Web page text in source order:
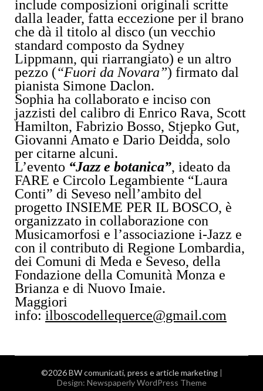
include composizioni originali scritte
dalla leader, fatta eccezione per il brano
che dà il titolo al disco (un vecchio
standard composto da Sydney
Lippmann, qui riarrangiato) e un altro
pezzo (“Fuori da Novara”) firmato dal
pianista Simone Daclon.
Sophia ha collaborato e inciso con
jazzisti del calibro di Enrico Rava, Scott
Hamilton, Fabrizio Bosso, Stjepko Gut,
Giovanni Amato e Dario Deidda, solo
per citarne alcuni.
L’evento “Jazz e botanica”, ideato da
FARE e Circolo Legambiente “Laura
Conti” di Seveso nell’ambito del
progetto INSIEME PER IL BOSCO, è
organizzato in collaborazione con
Musicamorfosi e l’associazione i-Jazz e
con il contributo di Regione Lombardia,
dei Comuni di Meda e Seveso, della
Fondazione della Comunità Monza e
Brianza e di Nuovo Imaie.
Maggiori
info: ilboscodellequerce@gmail.com
©2026 BW comunicati, press e article marketing |
Design: Newspaperly WordPress Theme